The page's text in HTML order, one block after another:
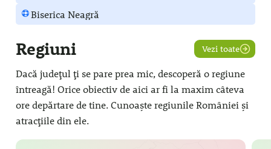
Biserica Neagră
Regiuni Vezi toate
Dacă județul ți se pare prea mic, descoperă o regiune
întreagă! Orice obiectiv de aici ar fi la maxim câteva
ore depărtare de tine. Cunoaște regiunile României și
atracțiile din ele.